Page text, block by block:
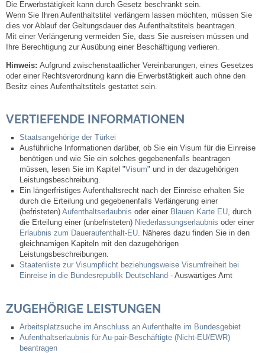
Stellenangebote
Ortsrecht
Schadensmeldungen
Gemeinderat
Sitzungsberichte
Ratsinfo
Gutachterausschuss
Leben
Bodenrichtwerte
Die Erwerbstätigkeit kann durch Gesetz beschränkt sein.
Wenn Sie Ihren Aufenthaltstitel verlängern lassen möchten, müssen Sie
dies vor Ablauf der Geltungsdauer des Aufenthaltstitels beantragen.
Mit einer Verlängerung vermeiden Sie, dass Sie ausreisen müssen und
Ihre Berechtigung zur Ausübung einer Beschäftigung verlieren.
Hinweis: Aufgrund zwischenstaatlicher Vereinbarungen, eines Gesetzes
oder einer Rechtsverordnung kann die Erwerbstätigkeit auch ohne den
Besitz eines Aufenthaltstitels gestattet sein.
VERTIEFENDE INFORMATIONEN
Staatsangehörige der Türkei
Ausführliche Informationen darüber, ob Sie ein Visum für die Einreise
benötigen und wie Sie ein solches gegebenenfalls beantragen
müssen, lesen Sie im Kapitel "Visum" und in der dazugehörigen
Leistungsbeschreibung.
Ein längerfristiges Aufenthaltsrecht nach der Einreise erhalten Sie
durch die Erteilung und gegebenenfalls Verlängerung einer
(befristeten) Aufenthaltserlaubnis oder einer Blauen Karte EU, durch
die Erteilung einer (unbefristeten) Niederlassungserlaubnis oder einer
Erlaubnis zum Daueraufenthalt-EU. Näheres dazu finden Sie in den
gleichnamigen Kapiteln mit den dazugehörigen
Leistungsbeschreibungen.
Staatenliste zur Visumpflicht beziehungsweise Visumfreiheit bei
Einreise in die Bundesrepublik Deutschland - Auswärtiges Amt
ZUGEHÖRIGE LEISTUNGEN
Arbeitsplatzsuche im Anschluss an Aufenthalte im Bundesgebiet
Aufenthaltserlaubnis für Au-pair-Beschäftigte (Nicht-EU/EWR)
beantragen